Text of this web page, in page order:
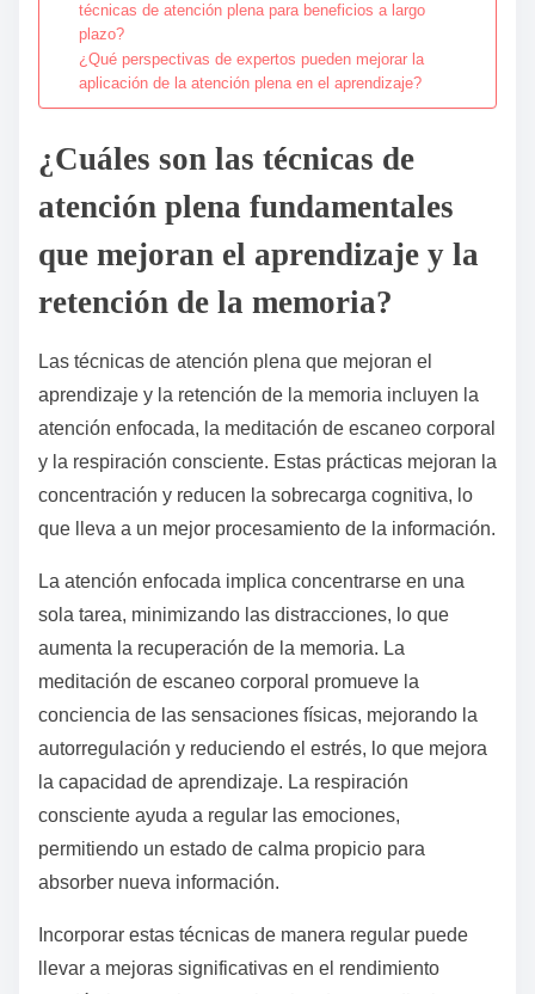
técnicas de atención plena para beneficios a largo
plazo?
¿Qué perspectivas de expertos pueden mejorar la
aplicación de la atención plena en el aprendizaje?
¿Cuáles son las técnicas de
atención plena fundamentales
que mejoran el aprendizaje y la
retención de la memoria?
Las técnicas de atención plena que mejoran el
aprendizaje y la retención de la memoria incluyen la
atención enfocada, la meditación de escaneo corporal
y la respiración consciente. Estas prácticas mejoran la
concentración y reducen la sobrecarga cognitiva, lo
que lleva a un mejor procesamiento de la información.
La atención enfocada implica concentrarse en una
sola tarea, minimizando las distracciones, lo que
aumenta la recuperación de la memoria. La
meditación de escaneo corporal promueve la
conciencia de las sensaciones físicas, mejorando la
autorregulación y reduciendo el estrés, lo que mejora
la capacidad de aprendizaje. La respiración
consciente ayuda a regular las emociones,
permitiendo un estado de calma propicio para
absorber nueva información.
Incorporar estas técnicas de manera regular puede
llevar a mejoras significativas en el rendimiento